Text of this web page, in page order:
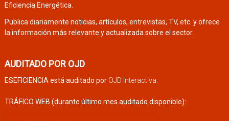
Eficiencia Energética.
Publica diariamente noticias, artículos, entrevistas, TV, etc. y ofrece
la información más relevante y actualizada sobre el sector.
AUDITADO POR OJD
ESEFICIENCIA está auditado por OJD Interactiva
TRÁFICO WEB (durante último mes auditado disponible):